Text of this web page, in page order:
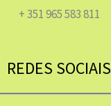
+ 351 965 583 811
REDES SOCIAIS